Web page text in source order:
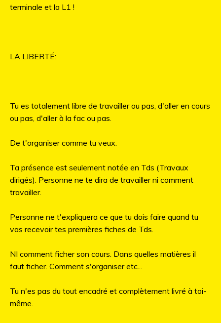
terminale et la L1 !
LA LIBERTÉ:
Tu es totalement libre de travailler ou pas, d'aller en cours
ou pas, d'aller à la fac ou pas.
De t'organiser comme tu veux.
Ta présence est seulement notée en Tds (Travaux
dirigés). Personne ne te dira de travailler ni comment
travailler.
Personne ne t'expliquera ce que tu dois faire quand tu
vas recevoir tes premières fiches de Tds.
NI comment ficher son cours. Dans quelles matières il
faut ficher. Comment s'organiser etc...
Tu n'es pas du tout encadré et complètement livré à toi-
même.